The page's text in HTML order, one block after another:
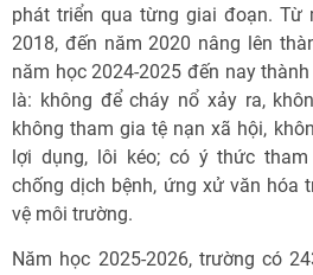
phát triển qua từng giai đoạn. Từ
2018, đến năm 2020 nâng lên
năm học 2024-2025 đến nay
là: không để cháy nổ xảy ra,
không tham gia tệ nạn xã hội,
lợi dụng, lôi kéo; có ý thức
chống dịch bệnh, ứng xử văn hóa
vệ môi trường.
Năm học 2025-2026, trường có